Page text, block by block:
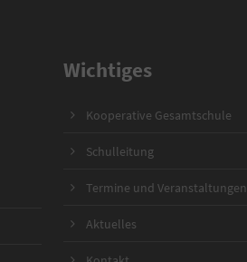
Wichtiges
Kooperative Gesamtschule
Schulleitung
Termine und Veranstaltungen
Aktuelles